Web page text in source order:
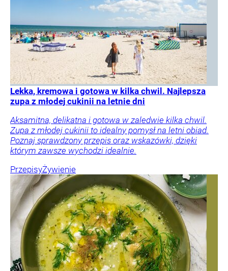
Lekka, kremowa i gotowa w kilka chwil. Najlepsza
zupa z młodej cukinii na letnie dni
Aksamitna, delikatna i gotowa w zaledwie kilka chwil.
Zupa z młodej cukinii to idealny pomysł na letni obiad.
Poznaj sprawdzony przepis oraz wskazówki, dzięki
którym zawsze wychodzi idealnie.
PrzepisyŻywienie